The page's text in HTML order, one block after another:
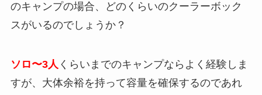
のキャンプの場合、どのくらいのクーラーボック
スがいるのでしょうか？
ソロ〜3人 くらいまでのキャンプならよく経験しま
すが、大体余裕を持って容量を確保するのであれ